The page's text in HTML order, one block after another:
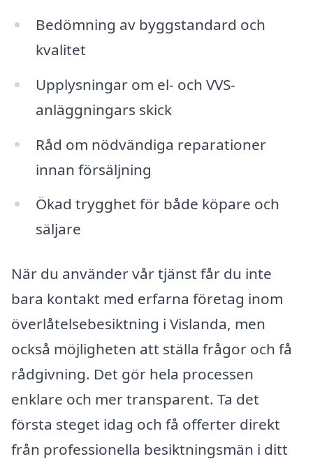
Bedömning av byggstandard och
kvalitet
Upplysningar om el- och VVS-
anläggningars skick
Råd om nödvändiga reparationer
innan försäljning
Ökad trygghet för både köpare och
säljare
När du använder vår tjänst får du inte
bara kontakt med erfarna företag inom
överlåtelsebesiktning i Vislanda, men
också möjligheten att ställa frågor och få
rådgivning. Det gör hela processen
enklare och mer transparent. Ta det
första steget idag och få offerter direkt
från professionella besiktningsmän i ditt